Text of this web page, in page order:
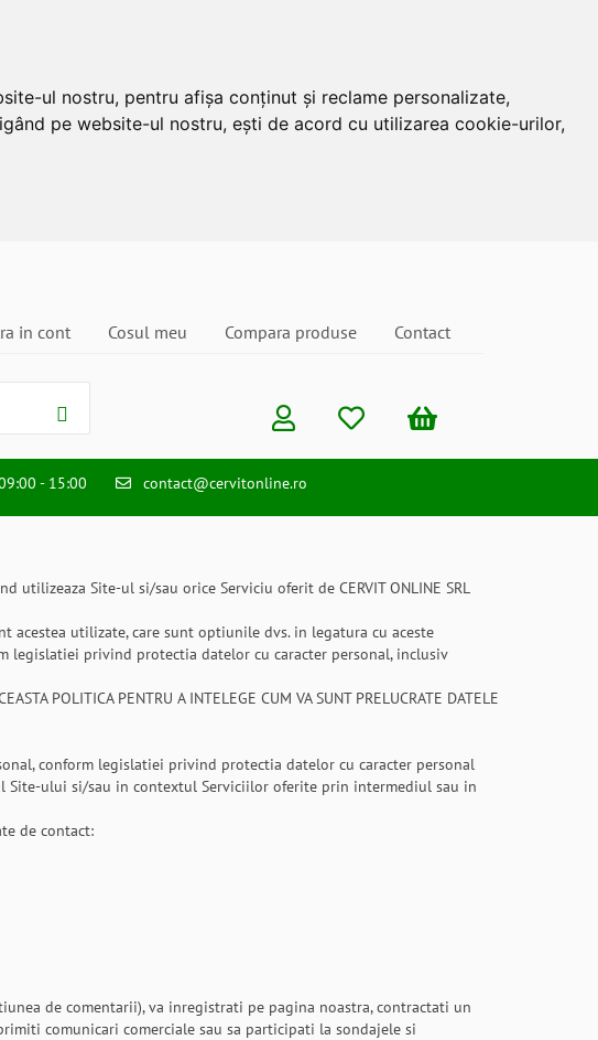
ul nostru, pentru afișa conținut și reclame personalizate,
pe website-ul nostru, ești de acord cu utilizarea cookie-urilor,
in cont Cosul meu Compara produse Contact
- 15:00 contact@cervitonline.ro
Site-ul si/sau orice Serviciu oferit de CERVIT ONLINE SRL
acestea utilizate, care sunt optiunile dvs. in legatura cu aceste
legislatiei privind protectia datelor cu caracter personal, inclusiv
POLITICA PENTRU A INTELEGE CUM VA SUNT PRELUCRATE DATELE
conform legislatiei privind protectia datelor cu caracter personal
Site-ului si/sau in contextul Serviciilor oferite prin intermediul sau in
de contact:
de comentarii), va inregistrati pe pagina noastra, contractati un
comunicari comerciale sau sa participati la sondajele si